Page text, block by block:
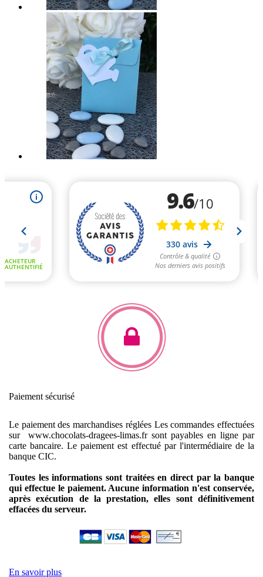
Paiement sécurisé
Le paiement des marchandises réglées Les commandes effectuées
sur www.chocolats-dragees-limas.fr sont payables en ligne par
carte bancaire. Le paiement est effectué par l'intermédiaire de la
banque CIC.
Toutes les informations sont traitées en direct par la banque
qui effectue le paiement. Aucune information n'est conservée,
après exécution de la prestation, elles sont définitivement
effacées du serveur.
En savoir plus